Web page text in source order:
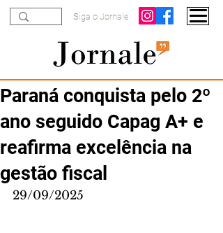
Siga o Jornale
Paraná conquista pelo 2º
ano seguido Capag A+ e
reafirma excelência na
gestão fiscal
29/09/2025